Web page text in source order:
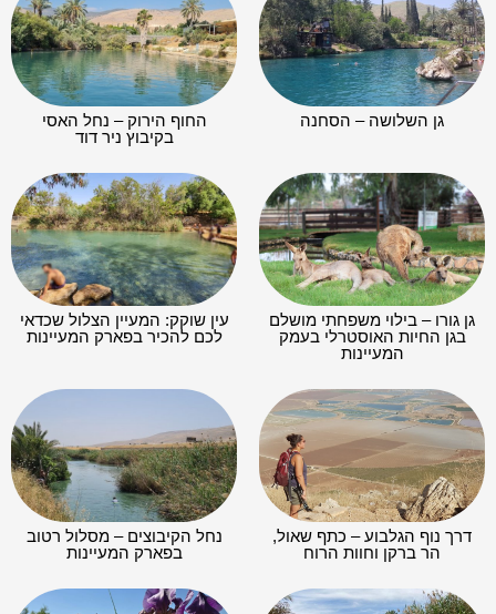
גן השלושה – הסחנה
החוף הירוק – נחל האסי
בקיבוץ ניר דוד
גן גורו – בילוי משפחתי מושלם
בגן החיות האוסטרלי בעמק
המעיינות
עין שוקק: המעיין הצלול שכדאי
לכם להכיר בפארק המעיינות
דרך נוף הגלבוע – כתף שאול,
הר ברקן וחוות הרוח
נחל הקיבוצים – מסלול רטוב
בפארק המעיינות